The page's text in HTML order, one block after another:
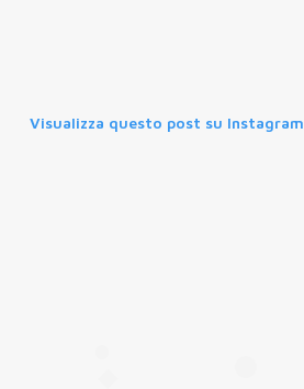
Visualizza questo post su Instagram